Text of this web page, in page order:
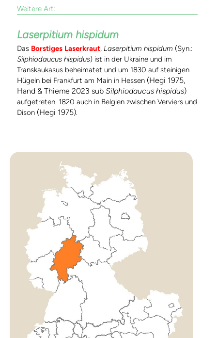
Weitere Art:
Laserpitium hispidum
Das Borstiges Laserkraut, Laserpitium hispidum (Syn.:
Silphiodaucus hispidus) ist in der Ukraine und im
Transkaukasus beheimatet und um 1830 auf steinigen
Hügeln bei Frankfurt am Main in Hessen (Hegi 1975,
Hand & Thieme 2023 sub Silphiodaucus hispidus)
aufgetreten. 1820 auch in Belgien zwischen Verviers und
Dison (Hegi 1975).